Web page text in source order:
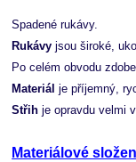
Spadené rukávy.
Rukávy jsou široké,
Po celém obvodu
Materiál je příjemný,
Střih je opravdu velmi
Materiálové